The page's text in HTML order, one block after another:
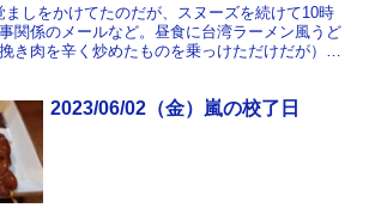
ましをかけてたのだが、スヌーズを続けて10時
関係のメールなど。昼食に台湾ラーメン風うど
き肉を辛く炒めたものを乗っけただけだが）。
2023/06/02（金）嵐の校了日